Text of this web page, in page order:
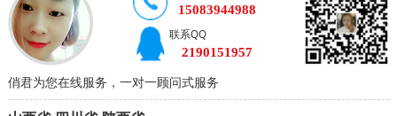
15083944988
联系QQ
2190151957
俏君为您在线服务，一对一顾问式服务